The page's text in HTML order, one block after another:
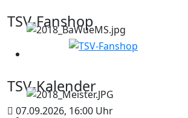
TSV-Fanshop
TSV-Kalender
07.09.2026, 16:00 Uhr